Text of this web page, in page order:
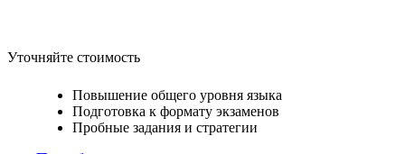
Уточняйте стоимость
Повышение общего уровня языка
Подготовка к формату экзаменов
Пробные задания и стратегии